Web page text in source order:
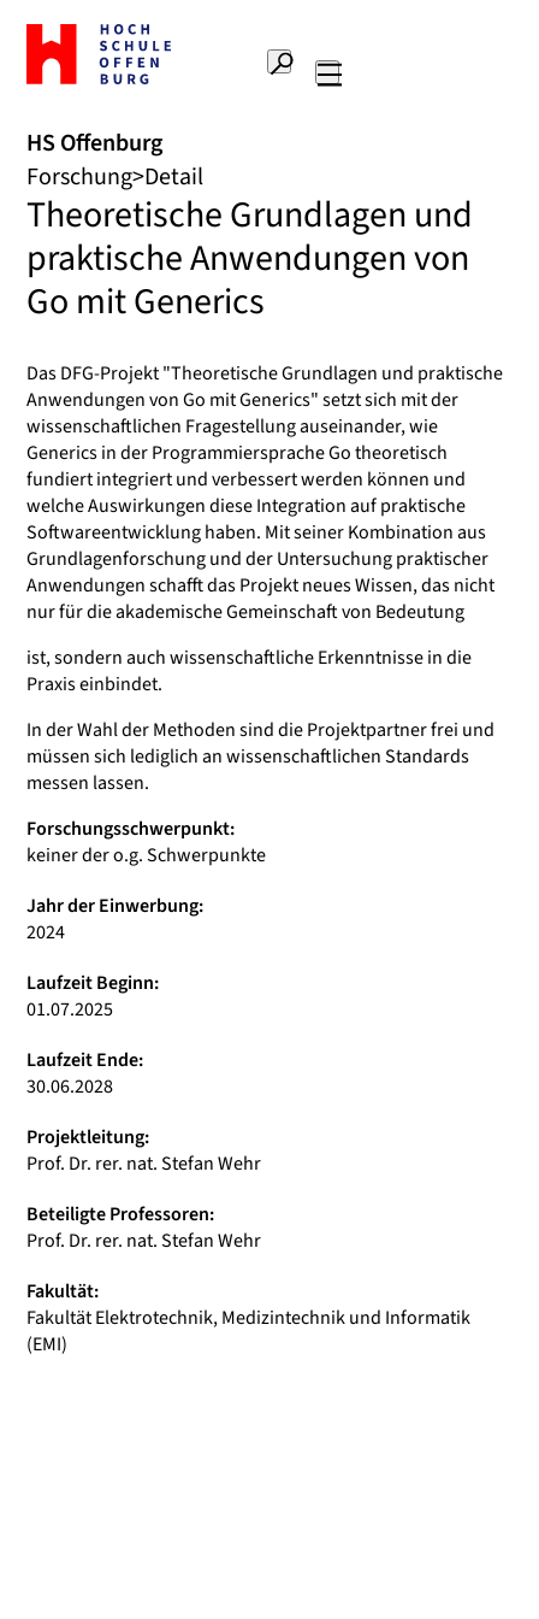
Zur
Startseite
Hochschule
Suche
HS Offenburg
Forschung Detail
Theoretische Grundlagen und
praktische Anwendungen von
Go mit Generics
Das DFG-Projekt "Theoretische Grundlagen und praktische
Anwendungen von Go mit Generics" setzt sich mit der
wissenschaftlichen Fragestellung auseinander, wie
Generics in der Programmiersprache Go theoretisch
fundiert integriert und verbessert werden können und
welche Auswirkungen diese Integration auf praktische
Softwareentwicklung haben. Mit seiner Kombination aus
Grundlagenforschung und der Untersuchung praktischer
Anwendungen schafft das Projekt neues Wissen, das nicht
nur für die akademische Gemeinschaft von Bedeutung
ist, sondern auch wissenschaftliche Erkenntnisse in die
Praxis einbindet.
In der Wahl der Methoden sind die Projektpartner frei und
müssen sich lediglich an wissenschaftlichen Standards
messen lassen.
Forschungsschwerpunkt:
keiner der o.g. Schwerpunkte
Jahr der Einwerbung:
2024
Laufzeit Beginn:
01.07.2025
Laufzeit Ende:
30.06.2028
Projektleitung:
Prof. Dr. rer. nat. Stefan Wehr
Beteiligte Professoren:
Prof. Dr. rer. nat. Stefan Wehr
Fakultät:
Fakultät Elektrotechnik, Medizintechnik und Informatik
(EMI)